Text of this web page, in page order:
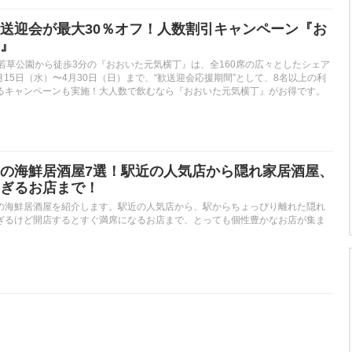
迎会が最大30％オフ！人数割引キャンペーン『お
草公園から徒歩3分の『おおいた元気横丁』は、全160席の広々としたシェア
日（水）〜4月30日（日）まで、“歓送迎会応援期間”として、8名以上の利
ャンペーンも実施！大人数で飲むなら『おおいた元気横丁』がお得です。
海鮮居酒屋7選！駅近の人気店から隠れ家居酒屋、
るお店まで！
海鮮居酒屋を紹介します。駅近の人気店から、駅からちょっぴり離れた隠れ
るけど開店するとすぐ満席になるお店まで、とっても個性豊かなお店が集ま